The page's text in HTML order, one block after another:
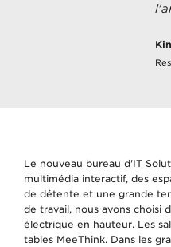
Le nouveau bureau d'IT
multimédia interactif, des
de détente et une grande
de travail, nous avons choisi
électrique en hauteur. Les
tables MeeThink. Dans les